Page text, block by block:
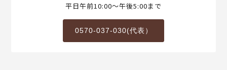
平日午前10:00～午後5:00まで
0570-037-030(代表）